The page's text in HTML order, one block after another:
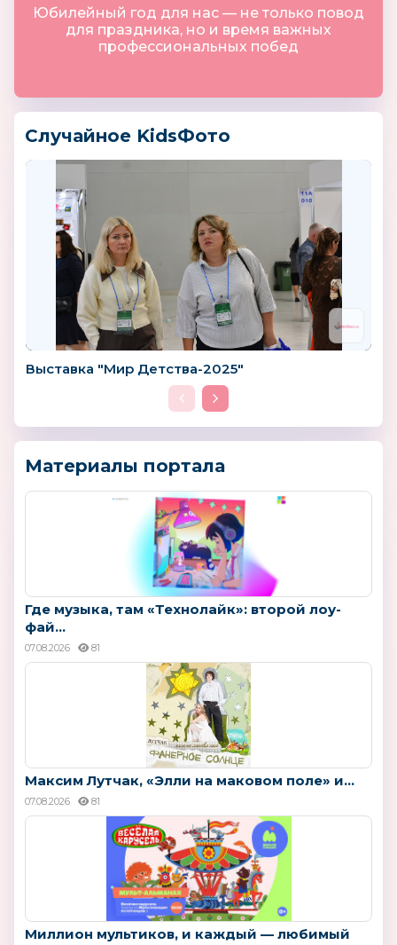
Юбилейный год для нас — не только повод
для праздника, но и время важных
профессиональных побед
Случайное KidsФото
Выставка "Мир Детства-2025"
Материалы портала
Где музыка, там «Технолайк»: второй лоу-
фай...
07.08.2026 81
Максим Лутчак, «Элли на маковом поле» и...
07.08.2026 81
Миллион мультиков, и каждый — любимый